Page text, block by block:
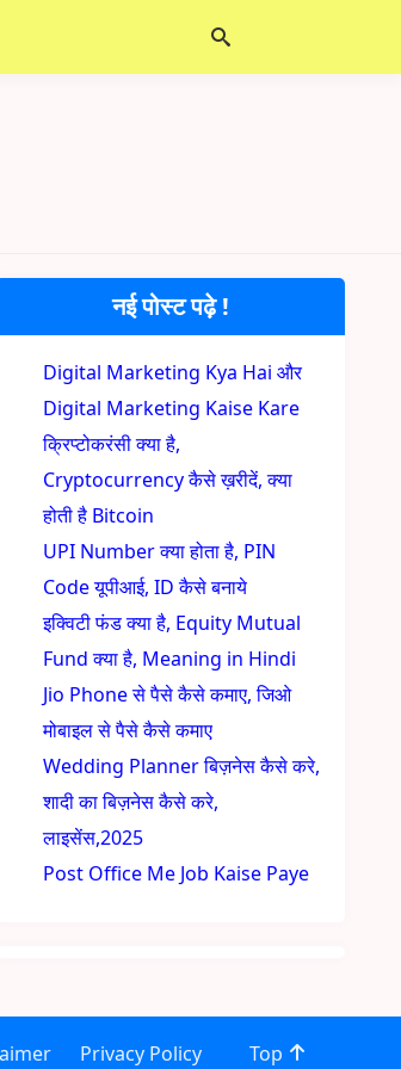
नई पोस्ट पढ़े !
Digital Marketing Kya Hai और
Digital Marketing Kaise Kare
क्रिप्टोकरंसी क्या है,
Cryptocurrency कैसे ख़रीदें, क्या
होती है Bitcoin
UPI Number क्या होता है, PIN
Code यूपीआई, ID कैसे बनाये
इक्विटी फंड क्या है, Equity Mutual
Fund क्या है, Meaning in Hindi
Jio Phone से पैसे कैसे कमाए, जिओ
मोबाइल से पैसे कैसे कमाए
Wedding Planner बिज़नेस कैसे करे,
शादी का बिज़नेस कैसे करे,
लाइसेंस,2025
Post Office Me Job Kaise Paye
Privacy Policy Top